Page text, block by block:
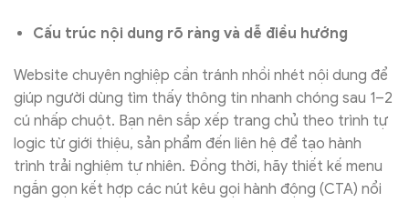
Cấu trúc nội dung rõ ràng và dễ điều hướng
Website chuyên nghiệp cần tránh nhồi nhét nội dung để
giúp người dùng tìm thấy thông tin nhanh chóng sau 1–2
cú nhấp chuột. Bạn nên sắp xếp trang chủ theo trình tự
logic từ giới thiệu, sản phẩm đến liên hệ để tạo hành
trình trải nghiệm tự nhiên. Đồng thời, hãy thiết kế menu
ngắn gọn kết hợp các nút kêu gọi hành động (CTA) nổi